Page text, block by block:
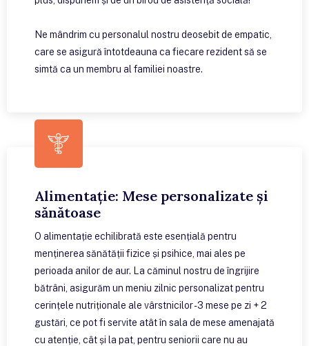
Ne mândrim cu personalul nostru deosebit de empatic,
care se asigură întotdeauna ca fiecare rezident să se
simtă ca un membru al familiei noastre.
Alimentație: Mese personalizate și
sănătoase
O alimentație echilibrată este esențială pentru
menținerea sănătății fizice și psihice, mai ales pe
perioada anilor de aur. La căminul nostru de îngrijire
bătrâni, asigurăm un meniu zilnic personalizat pentru
cerințele nutriționale ale vârstnicilor - 3 mese pe zi + 2
gustări, ce pot fi servite atât în sala de mese amenajată
cu atenție, cât și la pat, pentru seniorii care nu au